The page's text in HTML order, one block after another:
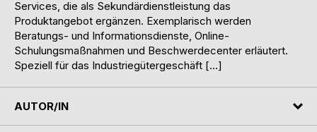
Services, die als Sekundärdienstleistung das
Produktangebot ergänzen. Exemplarisch werden
Beratungs- und Informationsdienste, Online-
Schulungsmaßnahmen und Beschwerdecenter erläutert.
Speziell für das Industriegütergeschäft […]
AUTOR/IN